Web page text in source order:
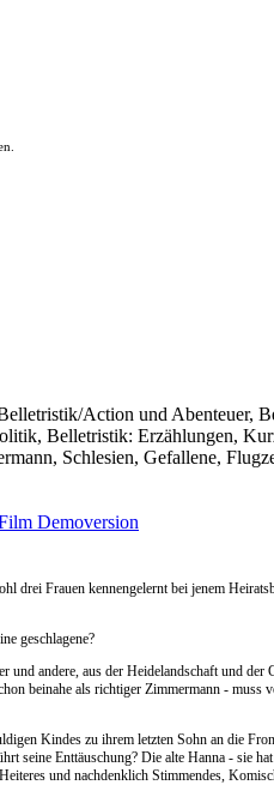
Action und Abenteuer,
Belletristik: Erzählungen,
Schlesien, Gefallene,
Demoversion
drei Frauen kennengelernt bei jenem
geschlagene?
andere, aus der Heidelandschaft und
beinahe als richtiger Zimmermann - muss
Kindes zu ihrem letzten Sohn an die
seine Enttäuschung? Die alte Hanna - sie
und nachdenklich Stimmendes,